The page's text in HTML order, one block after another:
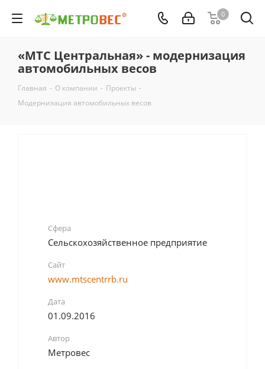
0
«МТС Центральная» - модернизация
автомобильных весов
Главная - О компании - Проекты -
Модернизация автомобильных весов
Сфера
Сельскохозяйственное предприятие
Сайт
www.mtscentrrb.ru
Дата
01.09.2016
Автор
Метровес